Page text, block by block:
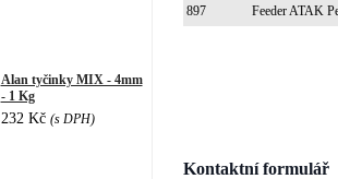
Alan tyčinky MIX - 4mm
- 1 Kg
232 Kč (s DPH)
897
Feeder ATAK
Kontaktní formulář